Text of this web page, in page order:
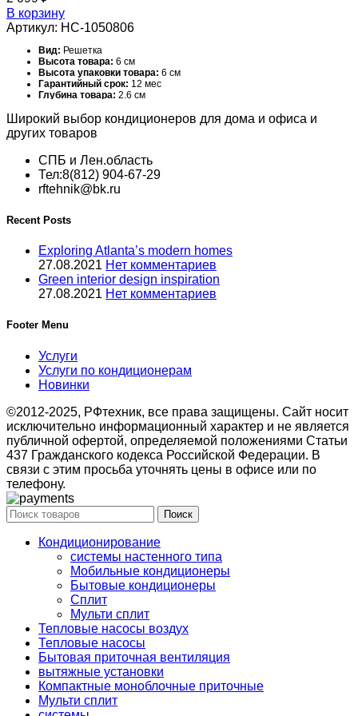
Тип вентиляционной решетки:
Тип конструкции вентилятора:
Типоразмер:700*150 мм
Цвет корпуса:
Ширина товара:
Ширина упаковки товара:
В корзину
Артикул: НС-1050806
Вид: Решетка
Высота товара: 6 см
Высота упаковки товара: 6 см
Гарантийный срок: 12 мес
Глубина товара: 2.6 см
Масса товара (нетто): 1 кг
Масса товара с упаковкой (брутто): 1.5 кг
Материал корпуса:
Назначение и соответствие:
перегородках
Область применения:
Поверхность:Матовая
Сечение:
Тип конструкции вентилятора:Нет
Типоразмер:150*150 мм
Цвет корпуса:Белый
Ширина товара:2.3 см
Ширина упаковки товара:2.6 см
Широкий выбор кондиционеров для дома и офиса и
других товаров
СПБ и Лен.область
Тел:8(812) 904-67-29
rftehnik@bk.ru
Recent Posts
Exploring Atlanta’s modern homes
27.08.2021 Нет комментариев
Green interior design inspiration
27.08.2021 Нет комментариев
Footer Menu
Услуги
Услуги по кондиционерам
Новинки
©2012-2025, РФтехник, все права защищены. Сайт носит
исключительно информационный характер и не является
публичной офертой, определяемой положениями Статьи
437 Гражданского кодекса Российской Федерации. В
связи с этим просьба уточнять цены в офисе или по
телефону.
Поиск
Кондиционирование
системы настенного типа
Мобильные кондиционеры
Бытовые кондиционеры
Сплит
Мульти сплит
Тепловые насосы воздух
Тепловые насосы
Бытовая приточная вентиляция
вытяжные установки
Компактные моноблочные приточные
Мульти сплит